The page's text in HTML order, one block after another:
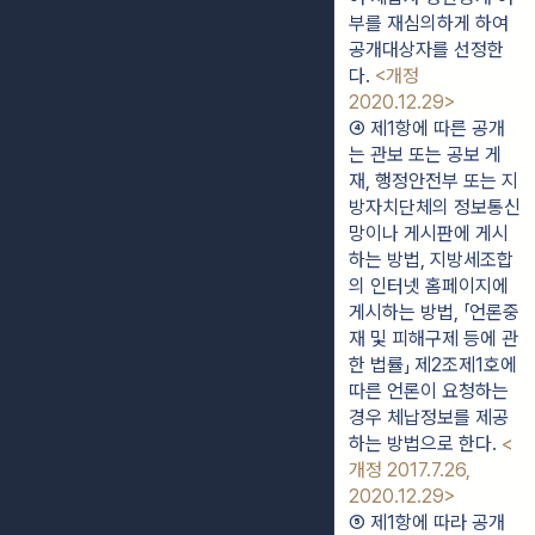
부를 재심의하게 하여
공개대상자를 선정한
다. <개정
2020.12.29>
④ 제1항에 따른 공개
는 관보 또는 공보 게
재, 행정안전부 또는 지
방자치단체의 정보통신
망이나 게시판에 게시
하는 방법, 지방세조합
의 인터넷 홈페이지에
게시하는 방법, 「언론중
재 및 피해구제 등에 관
한 법률」 제2조제1호에
따른 언론이 요청하는
경우 체납정보를 제공
하는 방법으로 한다. <
개정 2017.7.26,
2020.12.29>
⑤ 제1항에 따라 공개